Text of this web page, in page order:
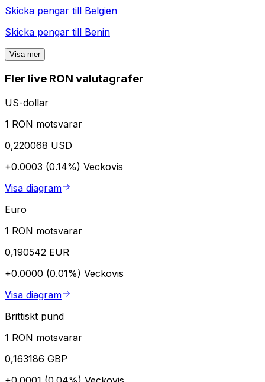
Skicka pengar till Belgien
Skicka pengar till Benin
Visa mer
Fler live RON valutagrafer
US-dollar
1 RON motsvarar
0,220068 USD
+0.0003 (0.14%) Veckovis
Visa diagram
Euro
1 RON motsvarar
0,190542 EUR
+0.0000 (0.01%) Veckovis
Visa diagram
Brittiskt pund
1 RON motsvarar
0,163186 GBP